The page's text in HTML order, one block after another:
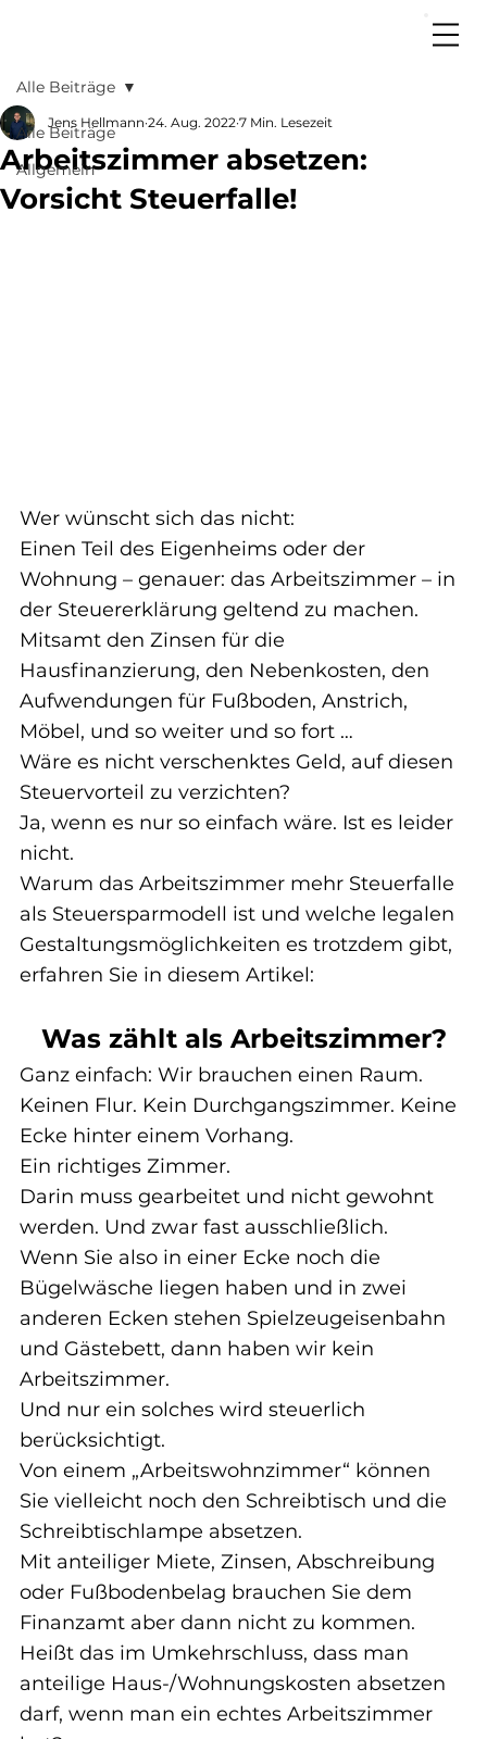
Alle Beiträge
Allgemein
Alle Beiträge
Arbeitszimmer absetzen:
Vorsicht Steuerfalle!
Jens Hellmann 24. Aug. 2022 7 Min. Lesezeit
Wer wünscht sich das nicht:
Einen Teil des Eigenheims oder der
Wohnung – genauer: das Arbeitszimmer – in
der Steuererklärung geltend zu machen.
Mitsamt den Zinsen für die
Hausfinanzierung, den Nebenkosten, den
Aufwendungen für Fußboden, Anstrich,
Möbel, und so weiter und so fort …
Wäre es nicht verschenktes Geld, auf diesen
Steuervorteil zu verzichten?
Ja, wenn es nur so einfach wäre. Ist es leider
nicht.
Warum das Arbeitszimmer mehr Steuerfalle
als Steuersparmodell ist und welche legalen
Gestaltungsmöglichkeiten es trotzdem gibt,
erfahren Sie in diesem Artikel:
Was zählt als Arbeitszimmer?
Ganz einfach: Wir brauchen einen Raum.
Keinen Flur. Kein Durchgangszimmer. Keine
Ecke hinter einem Vorhang.
Ein richtiges Zimmer.
Darin muss gearbeitet und nicht gewohnt
werden. Und zwar fast ausschließlich.
Wenn Sie also in einer Ecke noch die
Bügelwäsche liegen haben und in zwei
anderen Ecken stehen Spielzeugeisenbahn
und Gästebett, dann haben wir kein
Arbeitszimmer.
Und nur ein solches wird steuerlich
berücksichtigt.
Von einem „Arbeitswohnzimmer“ können
Sie vielleicht noch den Schreibtisch und die
Schreibtischlampe absetzen.
Mit anteiliger Miete, Zinsen, Abschreibung
oder Fußbodenbelag brauchen Sie dem
Finanzamt aber dann nicht zu kommen.
Heißt das im Umkehrschluss, dass man
anteilige Haus-/Wohnungskosten absetzen
darf, wenn man ein echtes Arbeitszimmer